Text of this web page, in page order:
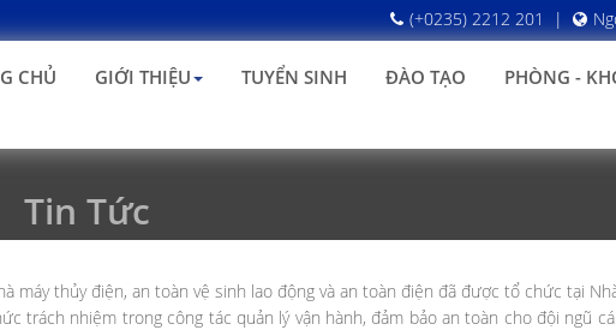
|
(+0235) 2212 201
CHỦ GIỚI THIỆU TUYỂN SINH ĐÀO TẠO PHÒNG -
Tin Tức
máy thủy điện, an toàn vệ sinh lao động và an toàn điện đã được tổ chức tại
trách nhiệm trong công tác quản lý vận hành, đảm bảo an toàn cho đội ngũ